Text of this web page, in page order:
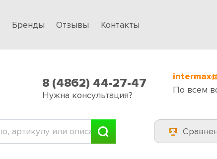
Бренды Отзывы Контакты
8 (4862) 44-27-47
Нужна консультация?
По всем